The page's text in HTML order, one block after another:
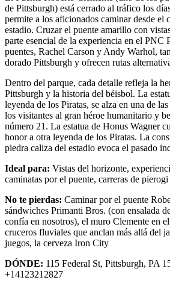
de Pittsburgh) está cerrado al tráfico los
permite a los aficionados caminar desde el
estadio. Cruzar el puente amarillo con
parte esencial de la experiencia en el PNC
puentes, Rachel Carson y Andy Warhol,
dorado Pittsburgh y ofrecen rutas
Dentro del parque, cada detalle refleja la
Pittsburgh y la historia del béisbol. La
leyenda de los Piratas, se alza en una de
los visitantes al gran héroe humanitario y
número 21. La estatua de Honus Wagner
honor a otra leyenda de los Piratas. La
piedra caliza del estadio evoca el pasado
Ideal para: Vistas del horizonte,
caminatas por el puente, carreras de pierogi
No te pierdas: Caminar por el puente
sándwiches Primanti Bros. (con ensalada
confía en nosotros), el muro Clemente en
cruceros fluviales que anclan más allá del
juegos, la cerveza Iron City
DÓNDE: 115 Federal St, Pittsburgh, PA
+14123212827